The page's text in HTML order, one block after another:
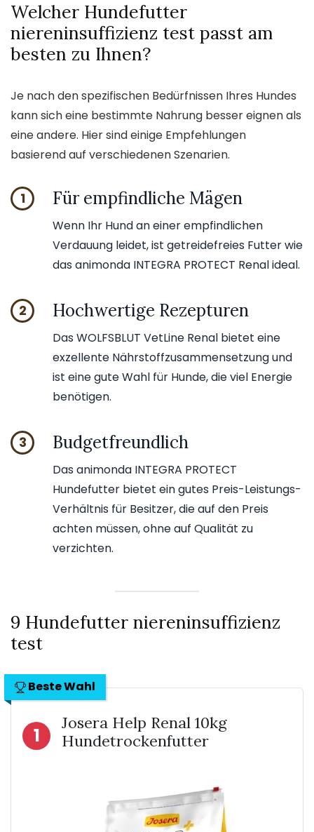
Welcher Hundefutter
niereninsuffizienz test passt am
besten zu Ihnen?
Je nach den spezifischen Bedürfnissen Ihres Hundes
kann sich eine bestimmte Nahrung besser eignen als
eine andere. Hier sind einige Empfehlungen
basierend auf verschiedenen Szenarien.
1 Für empfindliche Mägen
Wenn Ihr Hund an einer empfindlichen
Verdauung leidet, ist getreidefreies Futter wie
das animonda INTEGRA PROTECT Renal ideal.
2 Hochwertige Rezepturen
Das WOLFSBLUT VetLine Renal bietet eine
exzellente Nährstoffzusammensetzung und
ist eine gute Wahl für Hunde, die viel Energie
benötigen.
3 Budgetfreundlich
Das animonda INTEGRA PROTECT
Hundefutter bietet ein gutes Preis-Leistungs-
Verhältnis für Besitzer, die auf den Preis
achten müssen, ohne auf Qualität zu
verzichten.
9 Hundefutter niereninsuffizienz
test
Beste Wahl
1
Josera Help Renal 10kg
Hundetrockenfutter